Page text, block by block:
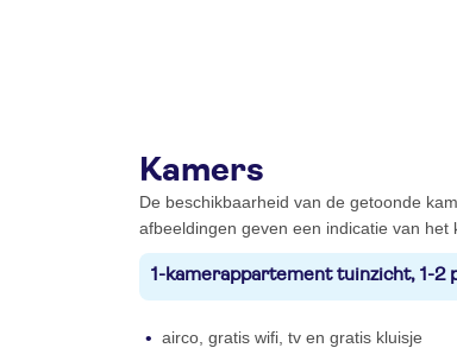
Kamers
De beschikbaarheid van de getoonde
afbeeldingen geven een indicatie van het
1-kamerappartement tuinzicht, 1-2
airco, gratis wifi, tv en gratis kluisje